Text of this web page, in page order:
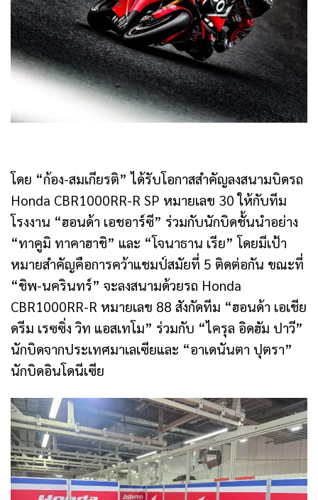
โดย “ก้อง-สมเกียรติ” ได้รับโอกาสสำคัญลงสนามบิดรถ
Honda CBR1000RR-R SP หมายเลข 30 ให้กับทีม
โรงงาน “ฮอนด้า เอชอาร์ซี” ร่วมกับนักบิดชั้นนำอย่าง
“ทาคูมิ ทาคาฮาชิ” และ “โจนาธาน เรีย” โดยมีเป้า
หมายสำคัญคือการคว้าแชมป์สมัยที่ 5 ติดต่อกัน ขณะที่
“ชิพ-นครินทร์” จะลงสนามด้วยรถ Honda
CBR1000RR-R หมายเลข 88 สังกัดทีม “ฮอนด้า เอเชีย
ดรีม เรซซิ่ง วิท แอสเทโม” ร่วมกับ “ไครุล อิดฮัม ปาวี”
นักบิดจากประเทศมาเลเซียและ “อาเดนันตา ปุตรา”
นักบิดอินโดนีเซีย